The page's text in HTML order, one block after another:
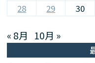
28
29 30
« 8月 10月 »